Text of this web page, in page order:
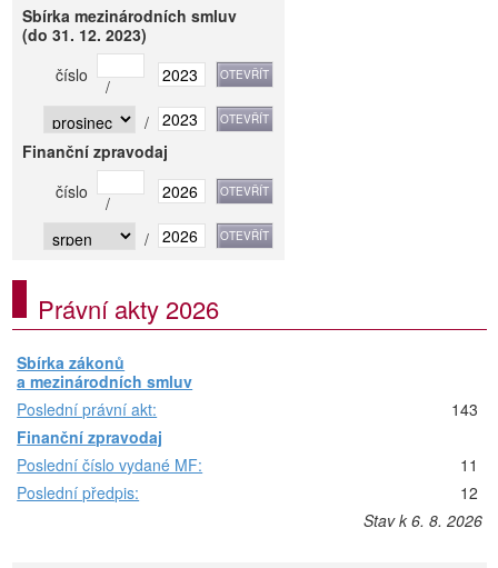
Sbírka mezinárodních smluv
(do 31. 12. 2023)
číslo
/
/
Finanční zpravodaj
číslo
/
/
Právní akty 2026
Sbírka zákonů
a mezinárodních smluv
Poslední právní akt:
143
Finanční zpravodaj
Poslední číslo vydané MF:
11
Poslední předpis:
12
Stav k 6. 8. 2026